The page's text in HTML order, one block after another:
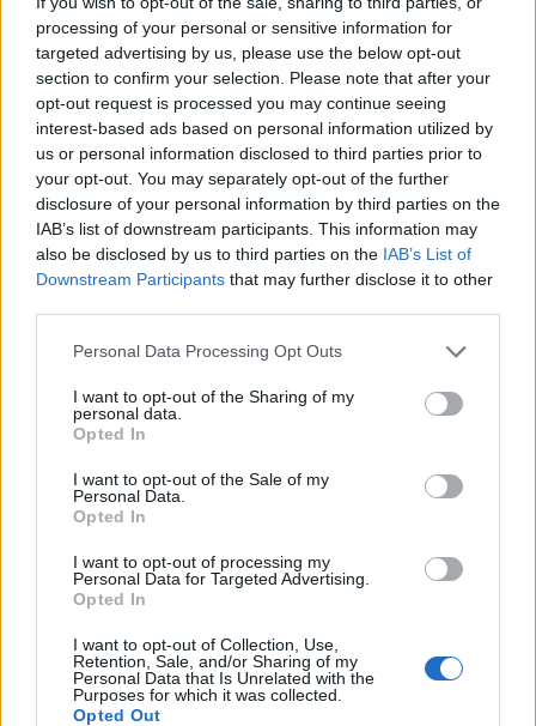
processing of your personal or sensitive information for
targeted advertising by us, please use the below opt-out
section to confirm your selection. Please note that after your
opt-out request is processed you may continue seeing
interest-based ads based on personal information utilized by
us or personal information disclosed to third parties prior to
your opt-out. You may separately opt-out of the further
disclosure of your personal information by third parties on the
IAB’s list of downstream participants. This information may
also be disclosed by us to third parties on the IAB’s List of
Downstream Participants that may further disclose it to other
Personal Data Processing Opt Outs
I want to opt-out of the Sharing of my
personal data.
Opted In
I want to opt-out of the Sale of my
Personal Data.
Opted In
I want to opt-out of processing my
Personal Data for Targeted Advertising.
Opted In
I want to opt-out of Collection, Use,
Retention, Sale, and/or Sharing of my
Personal Data that Is Unrelated with the
Purposes for which it was collected.
Opted Out
2026. augusztus 06., csütörtök
Országos tervvel készülhetünk a
villamosenergia-ágazati
kockázatokra